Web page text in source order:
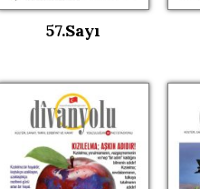
57.Sayı